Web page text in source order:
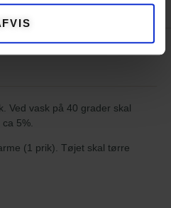
Ved vask på 40 grader skal
5%.
(1 prik). Tøjet skal tørre